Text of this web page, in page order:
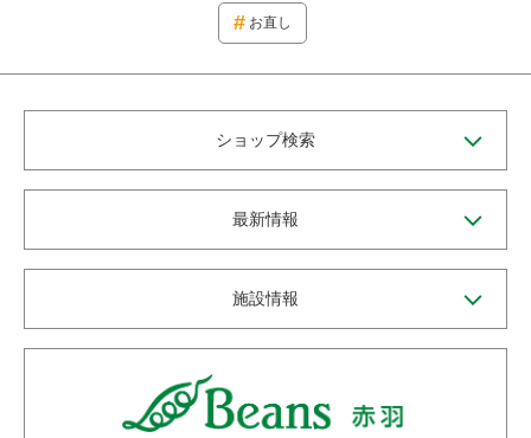
お直し
ショップ検索
最新情報
施設情報